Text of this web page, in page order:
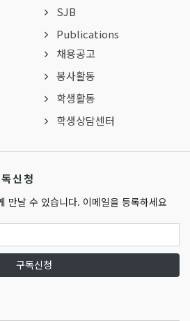
SJB
Publications
채용공고
봉사활동
학생활동
학생상담센터
신청
만날 수 있습니다. 이메일을 등록하세요
구독신청